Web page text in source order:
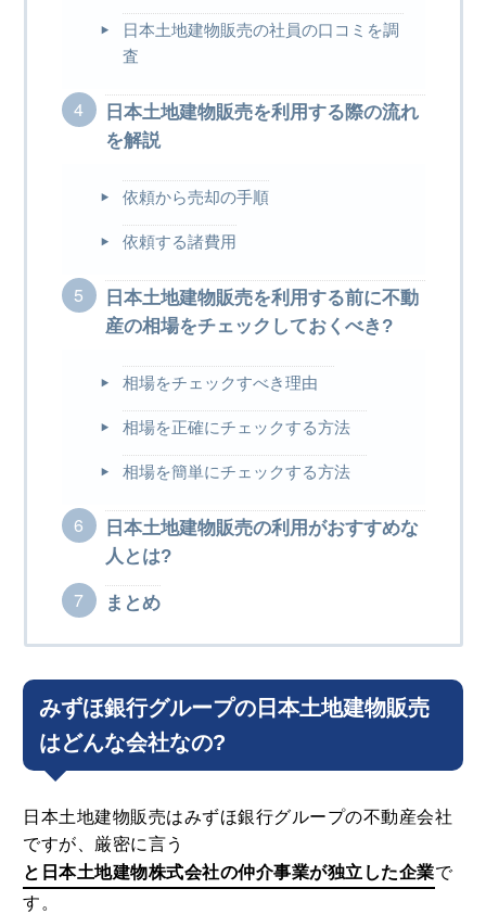
日本土地建物販売の社員の口コミを調
査
日本土地建物販売を利用する際の流れ
を解説
依頼から売却の手順
依頼する諸費用
日本土地建物販売を利用する前に不動
産の相場をチェックしておくべき?
相場をチェックすべき理由
相場を正確にチェックする方法
相場を簡単にチェックする方法
日本土地建物販売の利用がおすすめな
人とは?
まとめ
みずほ銀行グループの日本土地建物販売
はどんな会社なの?
日本土地建物販売はみずほ銀行グループの不動産会社
ですが、厳密に言う
と日本土地建物株式会社の仲介事業が独立した企業で
す。